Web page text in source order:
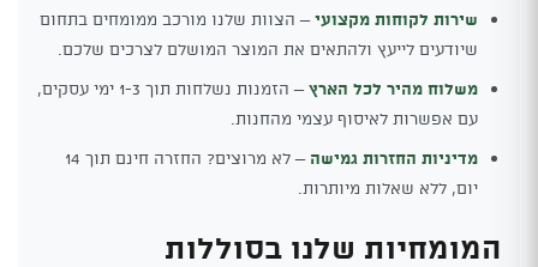
שירות לקוחות מקצועי– הצוות שלנו מורכב ממומחים בתחום
שיודעים לייעץ ולהתאים את המוצר המושלם לצרכים שלכם.
משלוח מהיר לכל הארץ
– הזמנות נשלחות תוך 1-3 ימי עסקים,
עם אפשרות לאיסוף עצמי מהחנות.
מדיניות החזרות גמישה
– לא מרוצים? החזרה חינם תוך 14
יום, ללא שאלות מיותרות.
המומחיות שלנו בסוללות